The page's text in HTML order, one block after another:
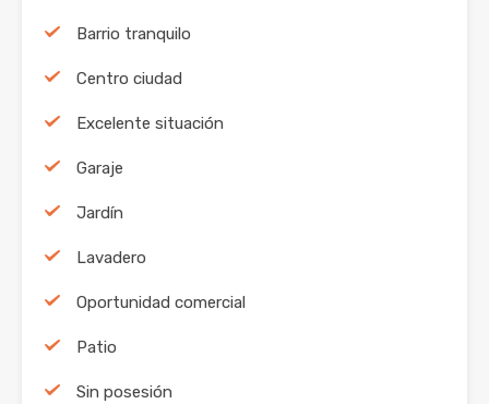
Barrio tranquilo
Centro ciudad
Excelente situación
Garaje
Jardín
Lavadero
Oportunidad comercial
Patio
Sin posesión